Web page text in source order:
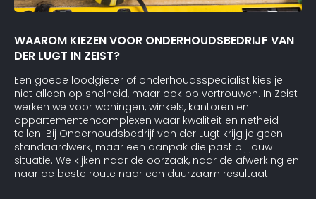
WAAROM KIEZEN VOOR ONDERHOUDSBEDRIJF VAN
DER LUGT IN ZEIST?
Een goede loodgieter of onderhoudsspecialist kies je
niet alleen op snelheid, maar ook op vertrouwen. In Zeist
werken we voor woningen, winkels, kantoren en
appartementencomplexen waar kwaliteit en netheid
tellen. Bij Onderhoudsbedrijf van der Lugt krijg je geen
standaardwerk, maar een aanpak die past bij jouw
situatie. We kijken naar de oorzaak, naar de afwerking en
naar de beste route naar een duurzaam resultaat.